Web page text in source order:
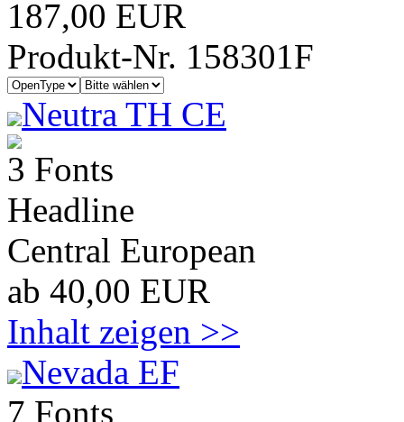
187,00 EUR
Produkt-Nr. 158301F
Neutra TH CE
3 Fonts
Headline
Central European
ab 40,00 EUR
Inhalt zeigen >>
Nevada EF
7 Fonts